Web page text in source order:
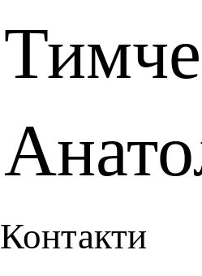
Контакти